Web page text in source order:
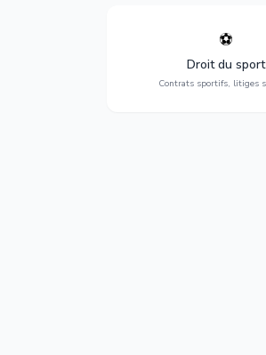
⚽
Droit du sport
Contrats sportifs, litiges
Expertise en droit sportif :
sportifs, transferts,
contentieux.